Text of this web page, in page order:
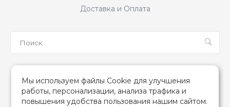
Доставка и Оплата
Мы используем файлы Cookie для улучшения
работы, персонализации, анализа трафика и
повышения удобства пользования нашим сайтом.